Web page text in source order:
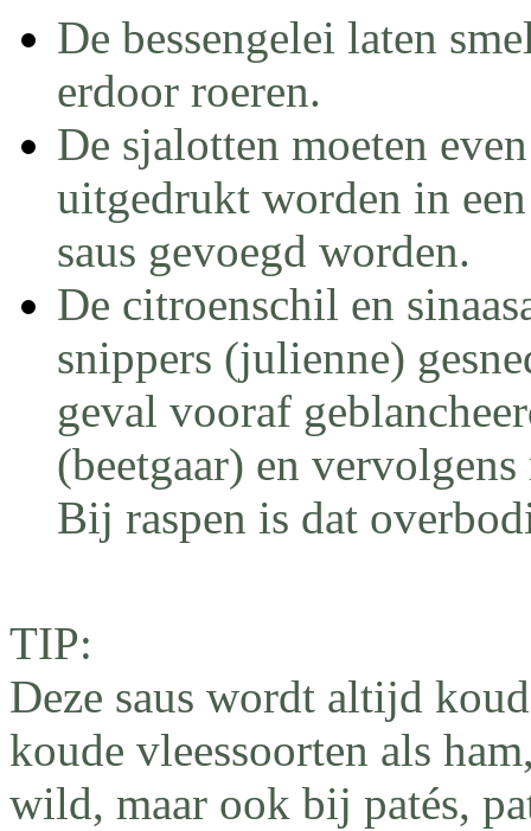
De bessengelei laten
erdoor roeren.
De sjalotten moeten
uitgedrukt worden in
saus gevoegd worden.
De citroenschil en
snippers (julienne)
geval vooraf
(beetgaar) en
Bij raspen is dat
TIP:
Deze saus wordt altijd
koude vleessoorten als
wild, maar ook bij patés,